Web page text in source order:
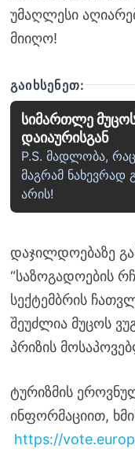
უმაღლესი
მიიღო!
ᲒᲐᲘᲮᲡᲔᲜᲔᲗ:
სიმართლე
დაიაურისგან
P.S. მადლობა,
მაგრამ ნახევრად
არის!
დაჯილდოებაზე
“საზოგადოების
სექტემბრის
შეუძლია მუცოს
პრიზის
ტურიზმის
ინფორმაციით,
https://